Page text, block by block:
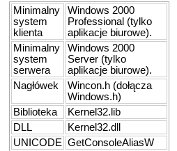
Minimalny
system
klienta
Windows 2000
Professional (tylko
aplikacje biurowe).
Minimalny
system
serwera
Windows 2000
Server (tylko
aplikacje biurowe).
Nagłówek
Wincon.h (dołącza
Windows.h)
Biblioteka
Kernel32.lib
DLL
Kernel32.dll
UNICODE GetConsoleAliasW